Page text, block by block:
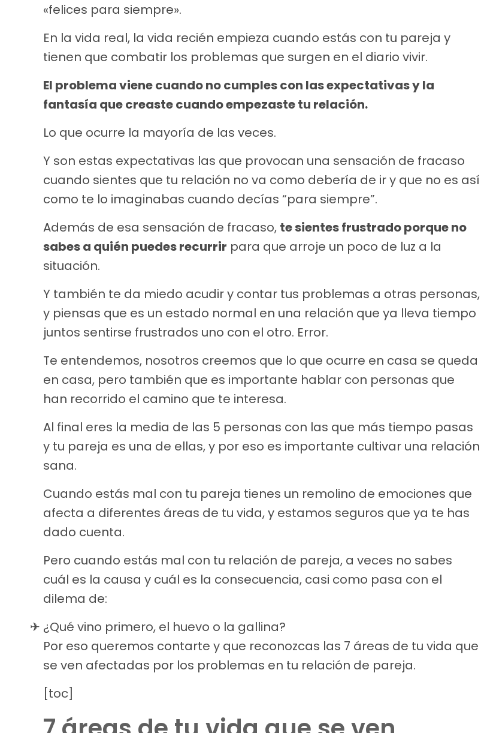
«felices para siempre».
En la vida real, la vida recién empieza cuando estás con tu pareja y
tienen que combatir los problemas que surgen en el diario vivir.
El problema viene cuando no cumples con las expectativas y la
fantasía que creaste cuando empezaste tu relación.
Lo que ocurre la mayoría de las veces.
Y son estas expectativas las que provocan una sensación de fracaso
cuando sientes que tu relación no va como debería de ir y que no es así
como te lo imaginabas cuando decías “para siempre”.
Además de esa sensación de fracaso, te sientes frustrado porque no
sabes a quién puedes recurrir para que arroje un poco de luz a la
situación.
Y también te da miedo acudir y contar tus problemas a otras personas,
y piensas que es un estado normal en una relación que ya lleva tiempo
juntos sentirse frustrados uno con el otro. Error.
Te entendemos, nosotros creemos que lo que ocurre en casa se queda
en casa, pero también que es importante hablar con personas que
han recorrido el camino que te interesa.
Al final eres la media de las 5 personas con las que más tiempo pasas
y tu pareja es una de ellas, y por eso es importante cultivar una relación
sana.
Cuando estás mal con tu pareja tienes un remolino de emociones que
afecta a diferentes áreas de tu vida, y estamos seguros que ya te has
dado cuenta.
Pero cuando estás mal con tu relación de pareja, a veces no sabes
cuál es la causa y cuál es la consecuencia, casi como pasa con el
dilema de:
¿Qué vino primero, el huevo o la gallina?
Por eso queremos contarte y que reconozcas las 7 áreas de tu vida que
se ven afectadas por los problemas en tu relación de pareja.
[toc]